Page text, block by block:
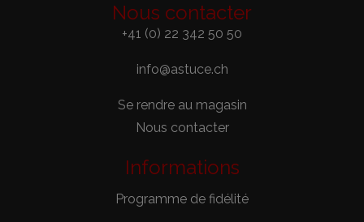
Nous contacter
+41 (0) 22 342 50 50
info@astuce.ch
Se rendre au magasin
Nous contacter
Informations
Programme de fidélité